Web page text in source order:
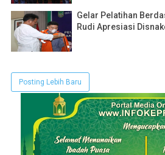
Gelar Pelatihan
Rudi Apresiasi
Posting Lebih Baru